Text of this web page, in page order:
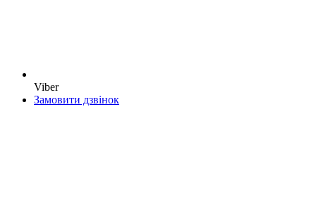
Viber
Замовити дзвінок